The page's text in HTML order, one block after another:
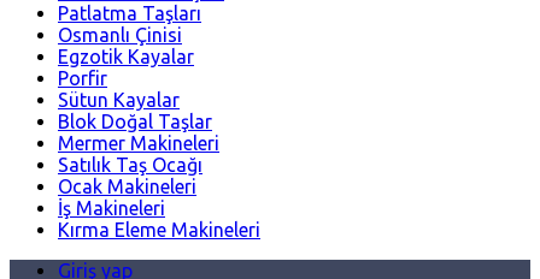
Patlatma Taşları
Osmanlı Çinisi
Egzotik Kayalar
Porfir
Sütun Kayalar
Blok Doğal Taşlar
Mermer Makineleri
Satılık Taş Ocağı
Ocak Makineleri
İş Makineleri
Kırma Eleme Makineleri
Giriş yap